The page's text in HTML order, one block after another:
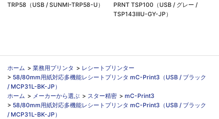
TRP58（USB / SUNMI-TRP58-U）
PRNT TSP100（USB / グレー /
TSP143IIIU-GY-JP）
ホーム > 業務用プリンタ > レシートプリンター
> 58/80mm用紙対応多機能レシートプリンタ mC-Print3（USB / ブラック
/ MCP31L-BK-JP）
ホーム > メーカーから選ぶ > スター精密 > mC-Print3
> 58/80mm用紙対応多機能レシートプリンタ mC-Print3（USB / ブラック
/ MCP31L-BK-JP）